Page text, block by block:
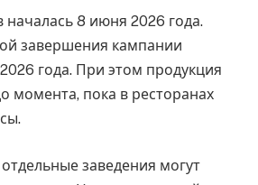
началась 8 июня 2026 года.
завершения кампании
года. При этом продукция
момента, пока в ресторанах
заведения могут